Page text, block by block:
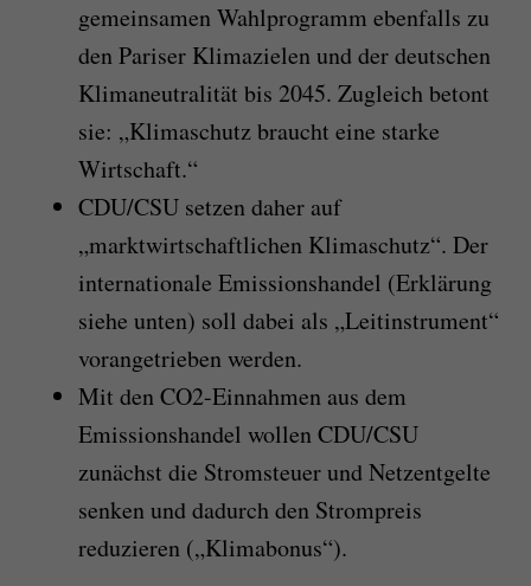
gemeinsamen Wahlprogramm ebenfalls zu
den Pariser Klimazielen und der deutschen
Klimaneutralität bis 2045. Zugleich betont
sie: „Klimaschutz braucht eine starke
Wirtschaft.“
CDU/CSU setzen daher auf
„marktwirtschaftlichen Klimaschutz“. Der
internationale Emissionshandel (Erklärung
siehe unten) soll dabei als „Leitinstrument“
vorangetrieben werden.
Mit den CO2-Einnahmen aus dem
Emissionshandel wollen CDU/CSU
zunächst die Stromsteuer und Netzentgelte
senken und dadurch den Strompreis
reduzieren („Klimabonus“).